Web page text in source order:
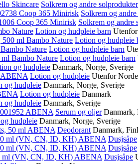
Skincare Solkrem og andre solprodukter
Coop 365 Minirisk Solkrem og
Coop 365 Minirisk Solkrem og andre
Nature Lotion og hudpleie barn
ml Bambo Nature Lotion og hudpleie
Bambo Nature Lotion og hudpleie barn
Bambo Nature Lotion og hudpleie barn
og hudpleie Danmark, Norge, Sverige
ABENA Lotion og hudpleie Utenfor
og hudpleie Danmark, Norge, Sverige
Lotion og hudpleie Danmark
og hudpleie Danmark, Sverige
ABENA Serum og oljer Danmark,
hudpleie Danmark, Norge, Sverige
50 ml ABENA Deodorant Danmark,
ml (VN, CN, ID, KH) ABENA Dusjsåpe
ml (VN, CN, ID, KH) ABENA Dusjsåpe
ml (VN, CN, ID, KH) ABENA Dusjsåpe